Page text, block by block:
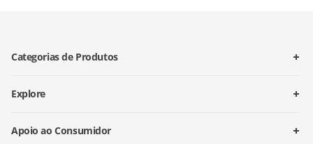
Categorias de Produtos
Explore
Apoio ao Consumidor